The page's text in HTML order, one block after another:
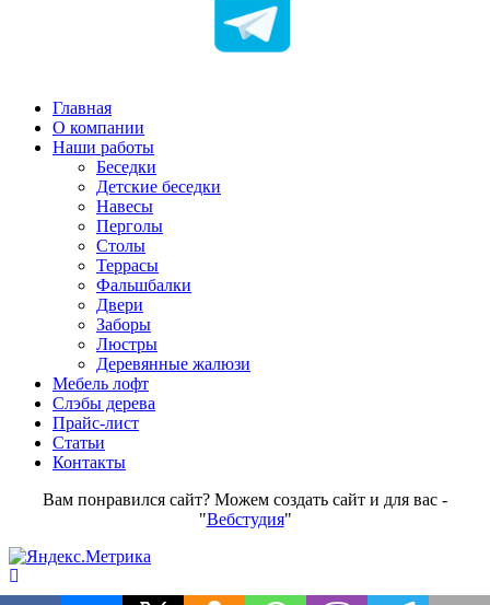
Главная
О компании
Наши работы
Беседки
Детские беседки
Навесы
Перголы
Столы
Террасы
Фальшбалки
Двери
Заборы
Люстры
Деревянные жалюзи
Мебель лофт
Слэбы дерева
Прайс-лист
Статьи
Контакты
Вам понравился сайт? Можем создать сайт и для вас -
"Вебстудия"